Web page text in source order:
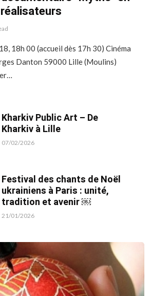
18h 00 (accueil dès 17h 30) Cinéma
Danton 59000 Lille (Moulins)
Kharkiv Public Art – De
Kharkiv à Lille
07/02/2026
Festival des chants de Noël
ukrainiens à Paris : unité,
tradition et avenir ￼
21/01/2026